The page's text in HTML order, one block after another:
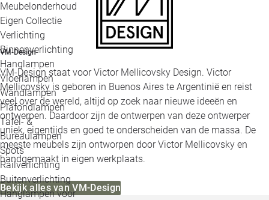
Meubelonderhoud
Eigen Collectie
Verlichting
Binnenverlichting
Hanglampen
Vloerlampen
Wandlampen
Plafondlampen
Tafel- &
Bureaulampen
Spots
Railverlichting
Buitenverlichting
Hanglampen voor
VM-Design
VM-Design staat voor Victor Mellicovsky Design. Victor
Mellicovsky is geboren in Buenos Aires te Argentinië en reist
veel over de wereld, altijd op zoek naar nieuwe ideeën en
ontwerpen. Daardoor zijn de ontwerpen van deze ontwerper
uniek, eigentijds en goed te onderscheiden van de massa. De
meeste meubels zijn ontworpen door Victor Mellicovsky en
handgemaakt in eigen werkplaats.
Bekijk alles van VM-Design